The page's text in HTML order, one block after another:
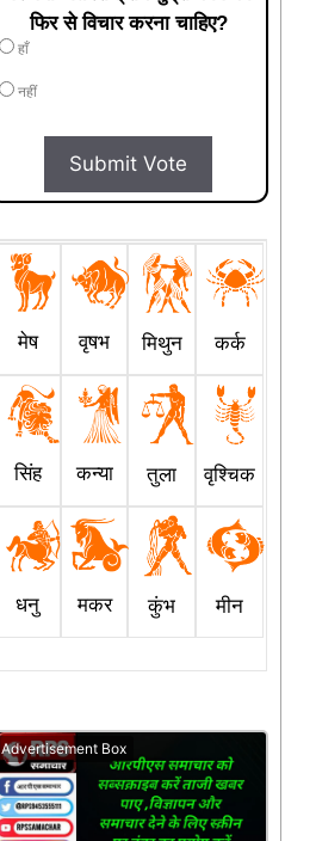
फिर से विचार करना चाहिए?
हाँ
नहीं
Submit Vote
मेष वृषभ मिथुन कर्क
सिंह कन्या तुला वृश्चिक
धनु मकर कुंभ मीन
Advertisement Box